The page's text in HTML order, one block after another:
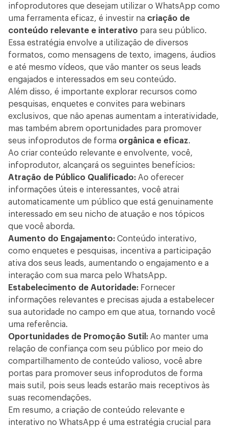
infoprodutores que desejam utilizar o WhatsApp como
uma ferramenta eficaz, é investir na criação de
conteúdo relevante e interativo para seu público.
Essa estratégia envolve a utilização de diversos
formatos, como mensagens de texto, imagens, áudios
e até mesmo vídeos, que vão manter os seus leads
engajados e interessados em seu conteúdo.
Além disso, é importante explorar recursos como
pesquisas, enquetes e convites para webinars
exclusivos, que não apenas aumentam a interatividade,
mas também abrem oportunidades para promover
seus infoprodutos de forma orgânica e eficaz.
Ao criar conteúdo relevante e envolvente, você,
infoprodutor, alcançará os seguintes benefícios:
Atração de Público Qualificado: Ao oferecer
informações úteis e interessantes, você atrai
automaticamente um público que está genuinamente
interessado em seu nicho de atuação e nos tópicos
que você aborda.
Aumento do Engajamento: Conteúdo interativo,
como enquetes e pesquisas, incentiva a participação
ativa dos seus leads, aumentando o engajamento e a
interação com sua marca pelo WhatsApp.
Estabelecimento de Autoridade: Fornecer
informações relevantes e precisas ajuda a estabelecer
sua autoridade no campo em que atua, tornando você
uma referência.
Oportunidades de Promoção Sutil: Ao manter uma
relação de confiança com seu público por meio do
compartilhamento de conteúdo valioso, você abre
portas para promover seus infoprodutos de forma
mais sutil, pois seus leads estarão mais receptivos às
suas recomendações.
Em resumo, a criação de conteúdo relevante e
interativo no WhatsApp é uma estratégia crucial para